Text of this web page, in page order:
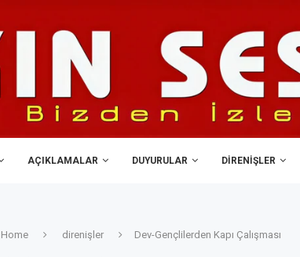
AÇIKLAMALAR DUYURULAR DIRENIŞLER
Home direnişler Dev-Gençlilerden Kapı Çalışması